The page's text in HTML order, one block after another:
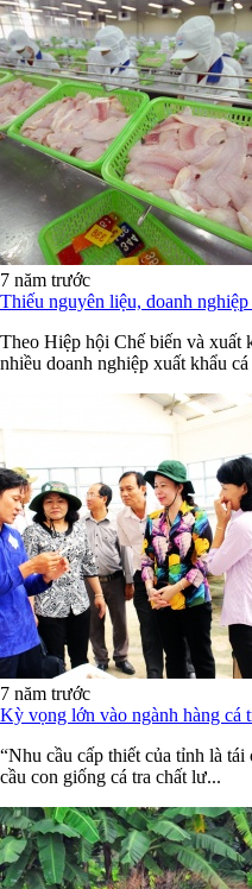
7 năm trước
Thiếu nguyên liệu, doanh
Theo Hiệp hội Chế biến và xuất
nhiều doanh nghiệp xuất khẩu cá
7 năm trước
Kỳ vọng lớn vào ngành hàng cá
“Nhu cầu cấp thiết của tỉnh là
cầu con giống cá tra chất lư...